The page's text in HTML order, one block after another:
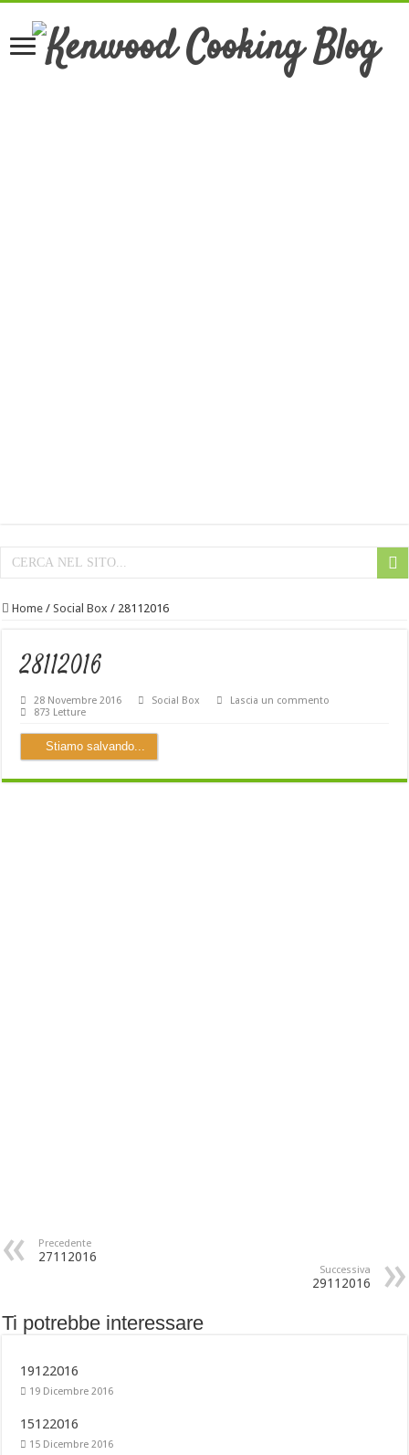
Home / Social Box / 28112016
28112016
28 Novembre 2016 Social Box
Lascia un commento
873 Letture
Stiamo salvando...
Precedente
27112016
Successiva
29112016
Ti potrebbe interessare
19122016
19 Dicembre 2016
15122016
15 Dicembre 2016